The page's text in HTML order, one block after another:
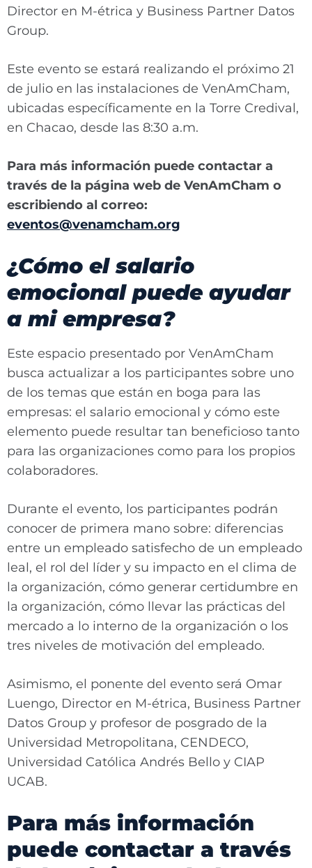
Director en M-étrica y Business Partner Datos
Group.
Este evento se estará realizando el próximo 21
de julio en las instalaciones de VenAmCham,
ubicadas específicamente en la Torre Credival,
en Chacao, desde las 8:30 a.m.
Para más información puede contactar a
través de la página web de VenAmCham o
escribiendo al correo:
eventos@venamcham.org
¿Cómo el salario
emocional puede ayudar
a mi empresa?
Este espacio presentado por VenAmCham
busca actualizar a los participantes sobre uno
de los temas que están en boga para las
empresas: el salario emocional y cómo este
elemento puede resultar tan beneficioso tanto
para las organizaciones como para los propios
colaboradores.
Durante el evento, los participantes podrán
conocer de primera mano sobre: diferencias
entre un empleado satisfecho de un empleado
leal, el rol del líder y su impacto en el clima de
la organización, cómo generar certidumbre en
la organización, cómo llevar las prácticas del
mercado a lo interno de la organización o los
tres niveles de motivación del empleado.
Asimismo, el ponente del evento será Omar
Luengo, Director en M-étrica, Business Partner
Datos Group y profesor de posgrado de la
Universidad Metropolitana, CENDECO,
Universidad Católica Andrés Bello y CIAP
UCAB.
Para más información
puede contactar a través